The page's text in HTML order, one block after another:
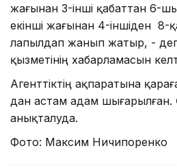
жағынан 3-інші қабаттан 6-
екінші жағынан 4-іншіден 8-
лапылдап жанып жатыр, -
қызметінің хабарламасын
Агенттіктің ақпаратына
дан астам адам шығарылған.
анықталуда.
Фото: Максим Ничипоренко